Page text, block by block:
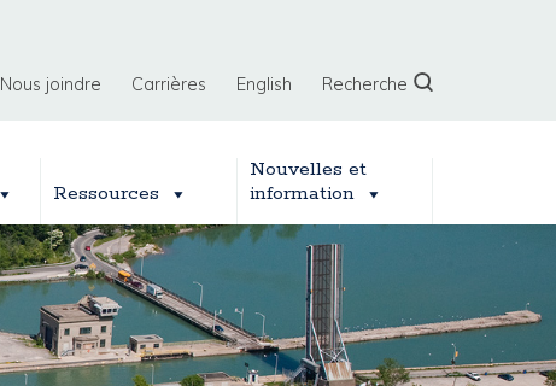
Nous joindre Carrières English Recherche
Ressources
Nouvelles et
information